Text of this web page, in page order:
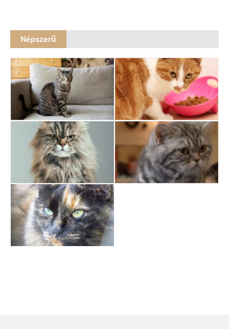
Népszerű